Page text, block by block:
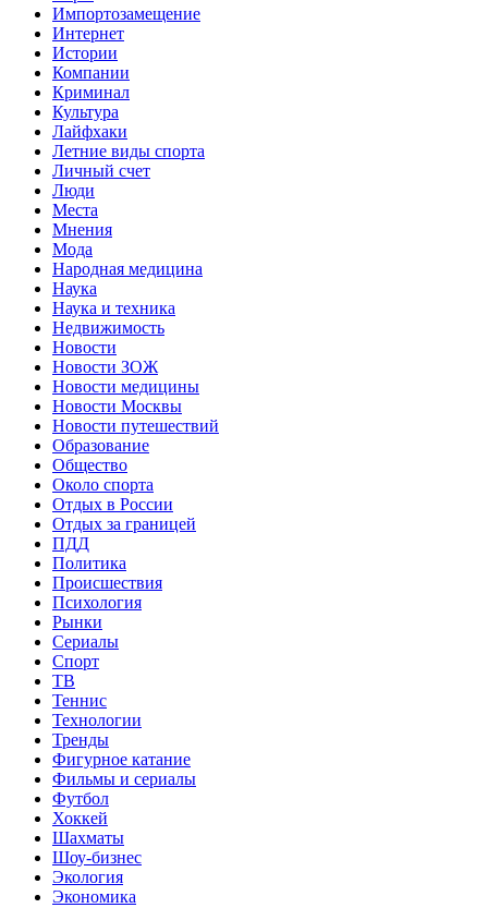
Импортозамещение
Интернет
Истории
Компании
Криминал
Культура
Лайфхаки
Летние виды спорта
Личный счет
Люди
Места
Мнения
Мода
Народная медицина
Наука
Наука и техника
Недвижимость
Новости
Новости ЗОЖ
Новости медицины
Новости Москвы
Новости путешествий
Образование
Общество
Около спорта
Отдых в России
Отдых за границей
ПДД
Политика
Происшествия
Психология
Рынки
Сериалы
Спорт
ТВ
Теннис
Технологии
Тренды
Фигурное катание
Фильмы и сериалы
Футбол
Хоккей
Шахматы
Шоу-бизнес
Экология
Экономика